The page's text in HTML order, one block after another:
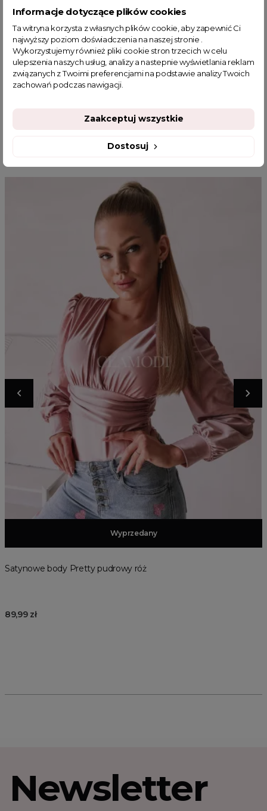
sklep z odzieżą damską
fajne ciuszki
garderoba kapsułowa
komplet damski ze spodniczka
najmodniejsze komplety damskie
komplet dzianinowy damski ze spó
komplet dzianinowy spódnica i bl
MOGĄ CI SIĘ SPODOBAĆ
Dodaj do koszyka
Wyprzedany
Satynowe body Pretty pudrowy róż
89,99 zł
Newsletter
Informacje dotyczące plików cookies
Ta witryna korzysta z własnych plików cookie, aby zapewnić Ci
najwyższy poziom doświadczenia na naszej stronie .
Wykorzystujemy również pliki cookie stron trzecich w celu
ulepszenia naszych usług, analizy a nastepnie wyświetlania reklam
związanych z Twoimi preferencjami na podstawie analizy Twoich
zachowań podczas nawigacji.
Dostosuj
Zaakceptuj wszystkie